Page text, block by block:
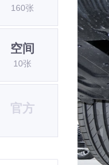
160张
空间
10张
官方